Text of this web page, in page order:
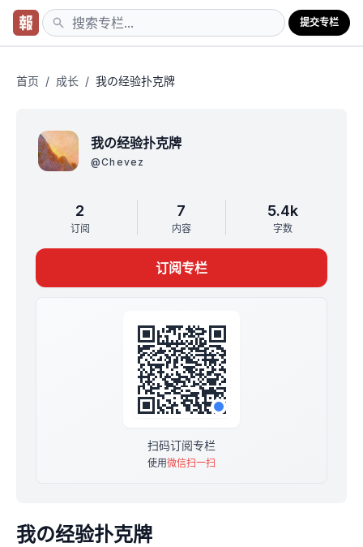
提交专栏
首页 / 成长 / 我の经验扑克牌
我の经验扑克牌
@Chevez
2
订阅
7
内容
5.4k
字数
订阅专栏
扫码订阅专栏
使用微信扫一扫
我の经验扑克牌